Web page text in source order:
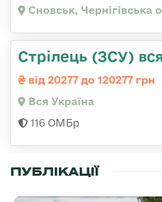
Сновськ, Чернігівська
Стрілець (ЗСУ)
від 20277 до 120277 грн
Вся Україна
116 ОМБр
ПУБЛІКАЦІЇ